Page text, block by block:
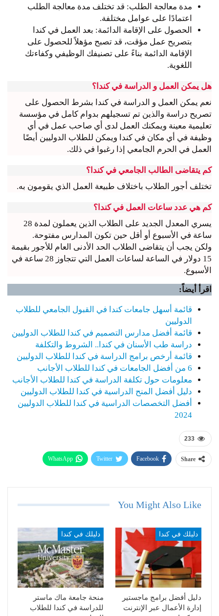
مدة معالجة الطلب: قد تختلف مدة معالجة الطلب
اعتمادًا على عوامل مختلفة.
الحصول على الإقامة الدائمة: بعد العمل في كندا
بتصريح عمل مؤقت، قد تصبح مؤهلاً للحصول على
الإقامة الدائمة بناءً على تصنيفك الوظيفي وكفاءتك
اللغوية.
هل يمكن العمل و الدراسة في كندا؟
نعم يمكن العمل و الدراسة في كندا بشرط الحصول على
تصريح دراسة والذين تم تسجيلهم بدوام كامل في مؤسسة
تعليمية معينة ويمكنك العمل لدى أي صاحب عمل في أي
وظيفة في أي مكان في كندا ويمكن للطلاب الدوليين أيضًا
العمل في الحرم الجامعي إذا رغبوا في ذلك.
كم يتقاضى الطالب الجامعي في كندا؟
تختلف أجور الطلاب باختلاف طبيعة العمل الذي يقومون به.
كم هي عدد ساعات العمل في كندا؟
يسري المعدل الجديد على الطلاب الذين يعملون لمدة 28
ساعة في الأسبوع أو أقل حين تكون المدارس مفتوحة.
ولكن يجب أن يتقاضى الطلاب الحد الأدنى العام للأجور بقيمة
15 دولار في الساعة لساعات العمل التي تتجاوز 28 ساعة في
الأسبوع.
اقرأ أيضاً:
قائمة أسهل جامعات كندا في القبول الجامعي للطلاب
الدوليين
قائمة أفضل مدارس التصميم في كندا للطلاب الدوليين
دراسة طب الأسنان في كندا.. الشروط والتكلفة
قائمة أرخص برامج الدراسة في كندا للطلاب الدوليين
6 من أفضل الجامعات في كندا للطلاب الأجانب
معلومات حول تكلفة الدراسة في كندا للطلاب الأجانب
دليل أفضل المنح الدراسية في كندا للطلاب الدوليين
أفضل التخصصات الدراسية في كندا للطلاب الدوليين
2024
233
Share
Facebook
Twitter
WhatsApp
You Might Also Like
دليلك في كندا
دليل أفضل برامج ماجستير
إدارة الأعمال عبر الإنترنت
دليلك في كندا
منحة جامعة ماك ماستر
للدراسة في كندا للطلاب